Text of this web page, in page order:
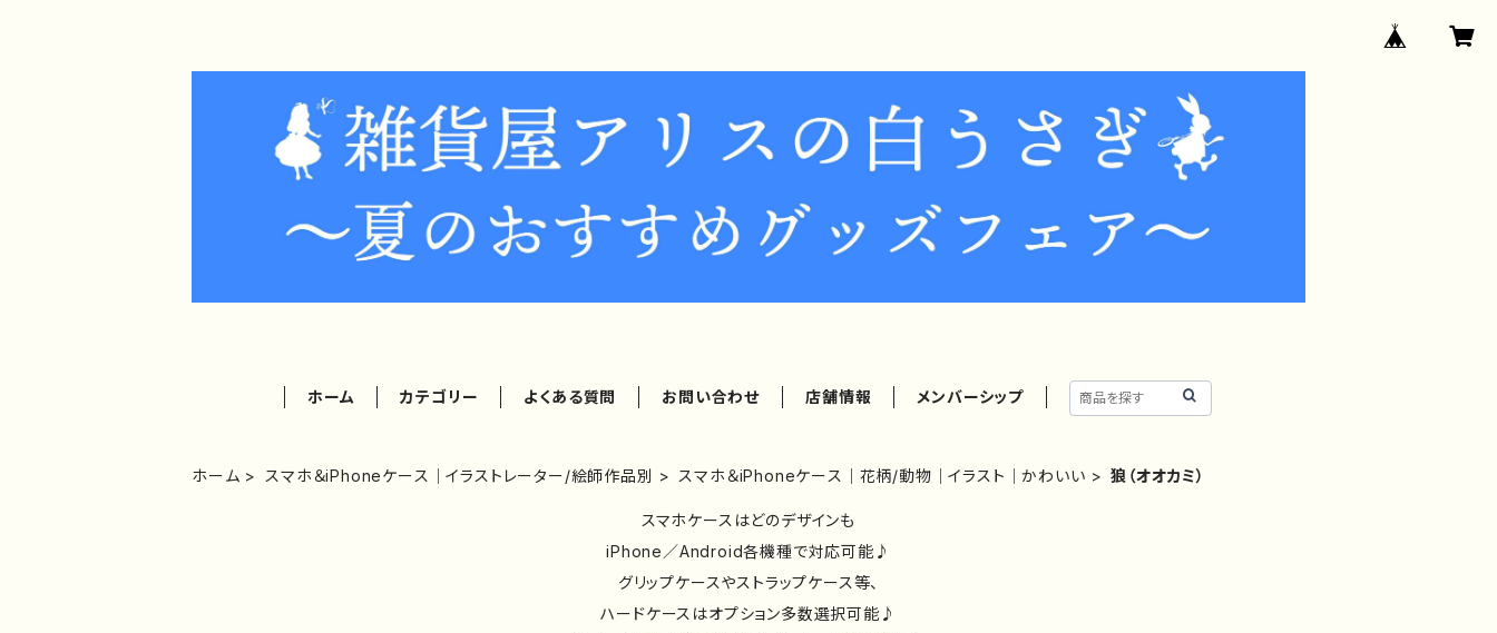
ホーム カテゴリー よくある質問 お問い合わせ 店舗情報 メンバーシップ
ホーム スマホ＆iPhoneケース｜イラストレーター/絵師作品別 スマホ＆iPhoneケース｜花柄/動物｜イラスト｜かわいい 狼（オオカミ）
スマホケースはどのデザインも
iPhone／Android各機種で対応可能♪
グリップケースやストラップケース等、
ハードケースはオプション多数選択可能♪